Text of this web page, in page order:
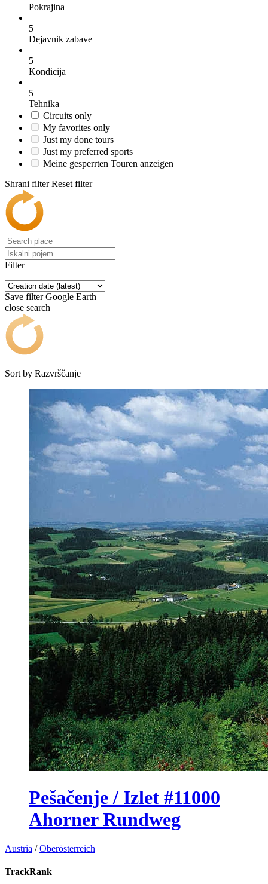
Pokrajina
5
Dejavnik zabave
5
Kondicija
5
Tehnika
Circuits only
My favorites only
Just my done tours
Just my preferred sports
Meine gesperrten Touren anzeigen
Shrani filter Reset filter
Filter
Save filter Google Earth
close search
Sort by Razvrščanje
Pešačenje / Izlet #11000
Ahorner Rundweg
Austria /Oberösterreich
TrackRank